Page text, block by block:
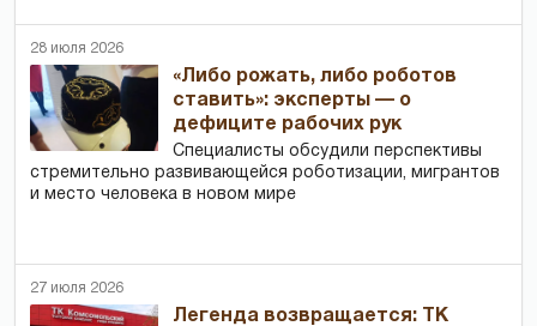
28 июля 2026
«Либо рожать, либо роботов
ставить»: эксперты — о
дефиците рабочих рук
Специалисты обсудили перспективы
стремительно развивающейся роботизации, мигрантов
и место человека в новом мире
27 июля 2026
Легенда возвращается: ТК